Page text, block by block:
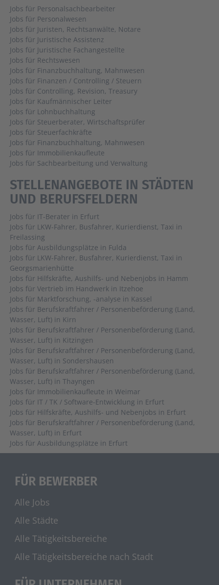
Jobs für Personalsachbearbeiter
Jobs für Personalwesen
Jobs für Juristen, Rechtsanwälte, Notare
Jobs für Juristische Assistenz
Jobs für Juristische Fachangestellte
Jobs für Rechtswesen
Jobs für Finanzbuchhaltung, Mahnwesen
Jobs für Finanzen / Controlling / Steuern
Jobs für Controlling, Revision, Treasury
Jobs für Kaufmännischer Leiter
Jobs für Lohnbuchhaltung
Jobs für Steuerberater, Wirtschaftsprüfer
Jobs für Steuerfachkräfte
Jobs für Finanzbuchhaltung, Mahnwesen
Jobs für Immobilienkaufleute
Jobs für Sachbearbeitung und Verwaltung
STELLENANGEBOTE IN STÄDTEN
UND BERUFSFELDERN
Jobs für IT-Berater in Erfurt
Jobs für LKW-Fahrer, Busfahrer, Kurierdienst, Taxi in
Freilassing
Jobs für Ausbildungsplätze in Fulda
Jobs für LKW-Fahrer, Busfahrer, Kurierdienst, Taxi in
Georgsmarienhütte
Jobs für Hilfskräfte, Aushilfs- und Nebenjobs in Hamm
Jobs für Vertrieb im Handwerk in Itzehoe
Jobs für Marktforschung, -analyse in Kassel
Jobs für Berufskraftfahrer / Personenbeförderung (Land,
Wasser, Luft) in Kirn
Jobs für Berufskraftfahrer / Personenbeförderung (Land,
Wasser, Luft) in Kitzingen
Jobs für Berufskraftfahrer / Personenbeförderung (Land,
Wasser, Luft) in Sondershausen
Jobs für Berufskraftfahrer / Personenbeförderung (Land,
Wasser, Luft) in Thayngen
Jobs für Immobilienkaufleute in Weimar
Jobs für IT / TK / Software-Entwicklung in Erfurt
Jobs für Hilfskräfte, Aushilfs- und Nebenjobs in Erfurt
Jobs für Berufskraftfahrer / Personenbeförderung (Land,
Wasser, Luft) in Erfurt
Jobs für Ausbildungsplätze in Erfurt
FÜR BEWERBER
Alle Jobs
Alle Städte
Alle Tätigkeitsbereiche
Alle Tätigkeitsbereiche nach Stadt